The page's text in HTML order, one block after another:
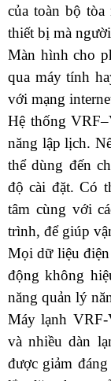
của toàn bộ
thiết bị mà
Màn hình cho
qua máy tính
với mạng
Hệ thống
năng lập lịch.
thể dùng đến
độ cài đặt. Có
tâm cùng với
trình, để giúp
Mọi dữ liệu
động không
năng quản lý
Máy lạnh
và nhiều dàn
được giảm